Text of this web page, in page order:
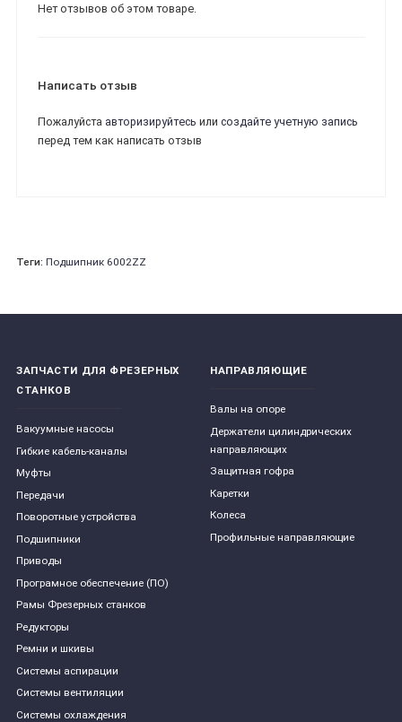
Нет отзывов об этом товаре.
Написать отзыв
Пожалуйста авторизируйтесь или создайте учетную запись
перед тем как написать отзыв
Теги: Подшипник 6002ZZ
ЗАПЧАСТИ ДЛЯ ФРЕЗЕРНЫХ
СТАНКОВ
Вакуумные насосы
Гибкие кабель-каналы
Муфты
Передачи
Поворотные устройства
Подшипники
Приводы
Програмное обеспечение (ПО)
Рамы Фрезерных станков
Редукторы
Ремни и шкивы
Системы аспирации
Системы вентиляции
Системы охлаждения
НАПРАВЛЯЮЩИЕ
Валы на опоре
Держатели цилиндрических
направляющих
Защитная гофра
Каретки
Колеса
Профильные направляющие